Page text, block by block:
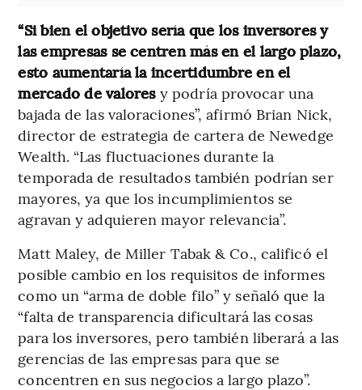
“Si bien el objetivo sería que los inversores y
las empresas se centren más en el largo plazo,
esto aumentaría la incertidumbre en el
mercado de valores y podría provocar una
bajada de las valoraciones”, afirmó Brian Nick,
director de estrategia de cartera de Newedge
Wealth. “Las fluctuaciones durante la
temporada de resultados también podrían ser
mayores, ya que los incumplimientos se
agravan y adquieren mayor relevancia”.
Matt Maley, de Miller Tabak & Co., calificó el
posible cambio en los requisitos de informes
como un “arma de doble filo” y señaló que la
“falta de transparencia dificultará las cosas
para los inversores, pero también liberará a las
gerencias de las empresas para que se
concentren en sus negocios a largo plazo”.